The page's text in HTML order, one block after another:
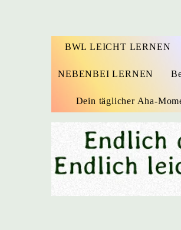
BWL LEICHT LERNEN
NEBENBEI LERNEN
Dein täglicher Aha-